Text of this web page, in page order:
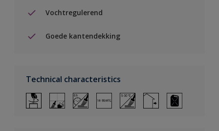
Vochtregulerend
Goede kantendekking
Technical characteristics